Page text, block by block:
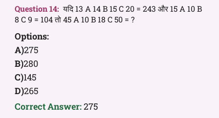
Question 14: यदि 13 A 14 B 15 C 20 = 243 और 15 A 10 B
8 C 9 = 104 तो 45 A 10 B 18 C 50 = ?
Options:
A)275
B)280
C)145
D)265
Correct Answer:275